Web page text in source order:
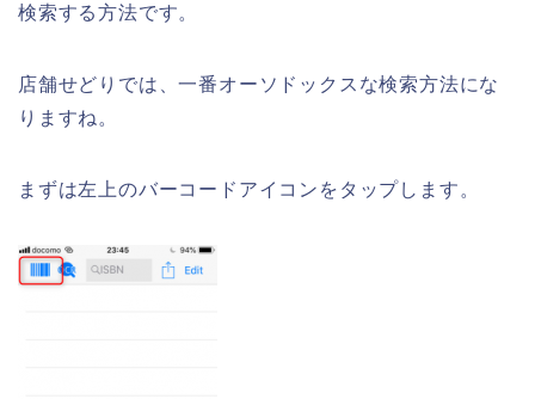
検索する方法です。
店舗せどりでは、一番オーソドックスな検索方法にな
りますね。
まずは左上のバーコードアイコンをタップします。